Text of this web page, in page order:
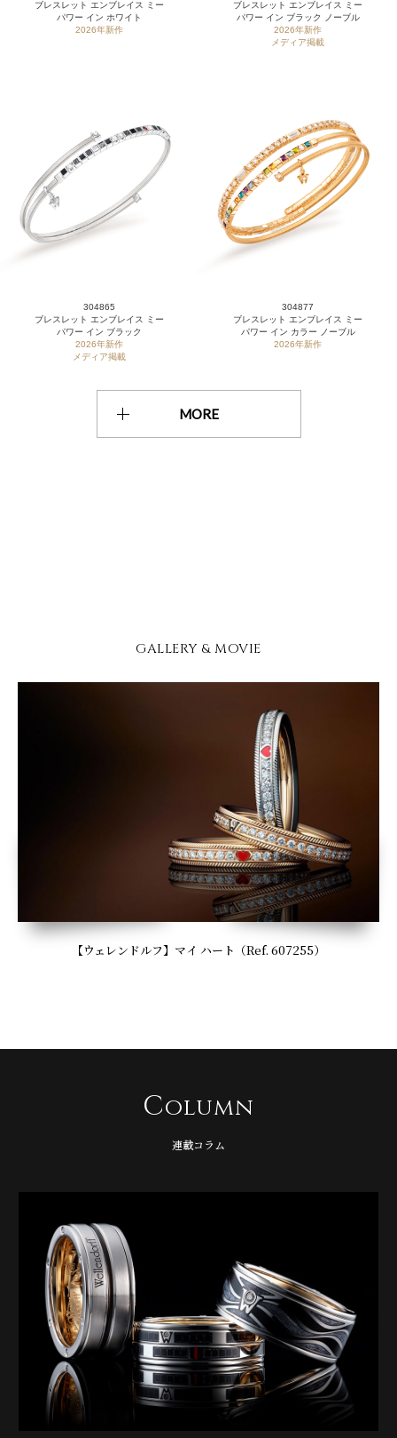
ブレスレット エンブレイス ミー
パワー イン ホワイト
2026年新作
ブレスレット エンブレイス ミー
パワー イン ブラック ノーブル
2026年新作
メディア掲載
304865
ブレスレット エンブレイス ミー
パワー イン ブラック
2026年新作
メディア掲載
304877
ブレスレット エンブレイス ミー
パワー イン カラー ノーブル
2026年新作
MORE
GALLERY & MOVIE
【ウェレンドルフ】マイ ハート（Ref. 607255）
Column
連載コラム